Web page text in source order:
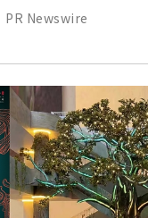
PR Newswire